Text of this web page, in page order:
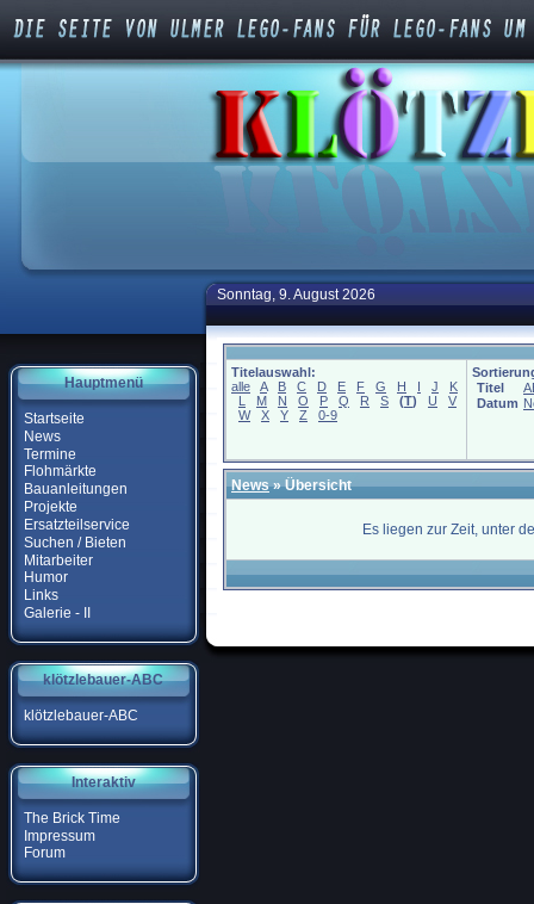
Hauptmenü
Startseite
News
Termine
Flohmärkte
Bauanleitungen
Projekte
Ersatzteilservice
Suchen / Bieten
Mitarbeiter
Humor
Links
Galerie - II
klötzlebauer-ABC
klötzlebauer-ABC
Interaktiv
The Brick Time
Impressum
Forum
Sonntag, 9. August 2026
Titelauswahl:
alle
A B C D E F G H I J
K
L
M N O P Q R S (T) U
V
W
X Y Z 0-9
Titel
Datum
News» Übersicht
Es liegen zur Zeit, unter